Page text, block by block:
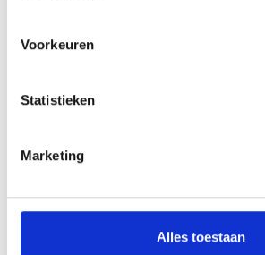
Voorkeuren
Statistieken
Marketing
Alles toestaan
Voedingssupplement met lactase - 30
basis van lactase uit het gist
Dit verbetert de verting van